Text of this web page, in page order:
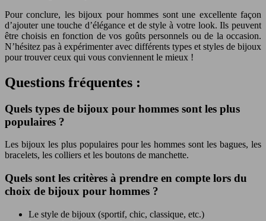
Pour conclure, les bijoux pour hommes sont une excellente façon
d’ajouter une touche d’élégance et de style à votre look. Ils peuvent
être choisis en fonction de vos goûts personnels ou de la occasion.
N’hésitez pas à expérimenter avec différents types et styles de bijoux
pour trouver ceux qui vous conviennent le mieux !
Questions fréquentes :
Quels types de bijoux pour hommes sont les plus
populaires ?
Les bijoux les plus populaires pour les hommes sont les bagues, les
bracelets, les colliers et les boutons de manchette.
Quels sont les critères à prendre en compte lors du
choix de bijoux pour hommes ?
Le style de bijoux (sportif, chic, classique, etc.)